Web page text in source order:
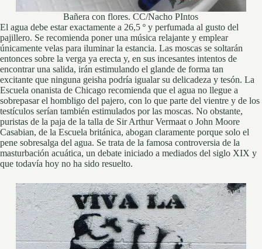
Bañera con flores. CC/Nacho PIntos
El agua debe estar exactamente a 26,5 º y perfumada al gusto del
pajillero. Se recomienda poner una música relajante y emplear
únicamente velas para iluminar la estancia. Las moscas se soltarán
entonces sobre la verga ya erecta y, en sus incesantes intentos de
encontrar una salida, irán estimulando el glande de forma tan
excitante que ninguna geisha podría igualar su delicadeza y tesón. La
Escuela onanista de Chicago recomienda que el agua no llegue a
sobrepasar el hombligo del pajero, con lo que parte del vientre y de los
testículos serían también estimulados por las moscas. No obstante,
puristas de la paja de la talla de Sir Arthur Vermaat o John Moore
Casabian, de la Escuela británica, abogan claramente porque solo el
pene sobresalga del agua. Se trata de la famosa controversia de la
masturbación acuática, un debate iniciado a mediados del siglo XIX y
que todavía hoy no ha sido resuelto.